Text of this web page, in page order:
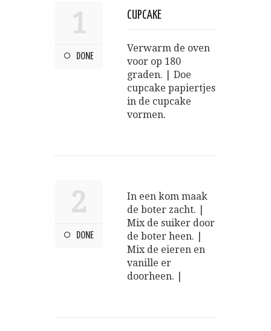
1
DONE
CUPCAKE
Verwarm de oven
voor op 180
graden. | Doe
cupcake papiertjes
in de cupcake
vormen.
2
DONE
In een kom maak
de boter zacht. |
Mix de suiker door
de boter heen. |
Mix de eieren en
vanille er
doorheen. |